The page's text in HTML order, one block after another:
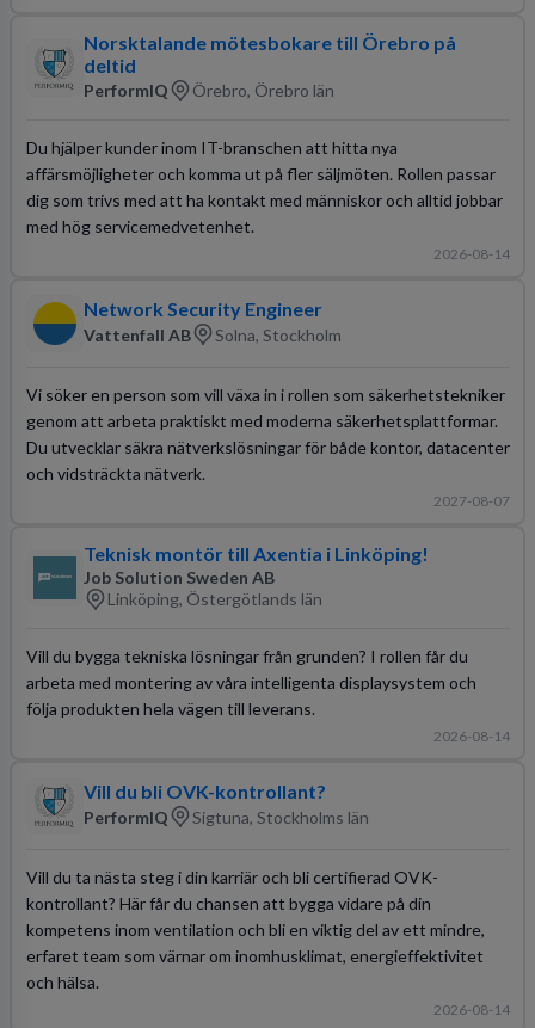
Norsktalande mötesbokare till Örebro på
deltid
PerformIQ Örebro, Örebro län
Du hjälper kunder inom IT-branschen att hitta nya
affärsmöjligheter och komma ut på fler säljmöten. Rollen passar
dig som trivs med att ha kontakt med människor och alltid jobbar
med hög servicemedvetenhet.
2026-08-14
Network Security Engineer
Vattenfall AB Solna, Stockholm
Vi söker en person som vill växa in i rollen som säkerhetstekniker
genom att arbeta praktiskt med moderna säkerhetsplattformar.
Du utvecklar säkra nätverkslösningar för både kontor, datacenter
och vidsträckta nätverk.
2027-08-07
Teknisk montör till Axentia i Linköping!
Job Solution Sweden AB
Linköping, Östergötlands län
Vill du bygga tekniska lösningar från grunden? I rollen får du
arbeta med montering av våra intelligenta displaysystem och
följa produkten hela vägen till leverans.
2026-08-14
Vill du bli OVK-kontrollant?
PerformIQ Sigtuna, Stockholms län
Vill du ta nästa steg i din karriär och bli certifierad OVK-
kontrollant? Här får du chansen att bygga vidare på din
kompetens inom ventilation och bli en viktig del av ett mindre,
erfaret team som värnar om inomhusklimat, energieffektivitet
och hälsa.
2026-08-14